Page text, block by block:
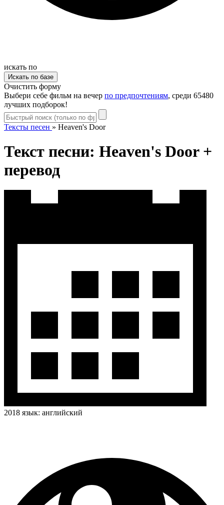
искать по
Очистить форму
Выбери себе фильм на вечер по предпочтениям, среди 65480
лучших подборок!
Тексты песен » Heaven's Door
Текст песни: Heaven's Door +
перевод
2018 язык: английский